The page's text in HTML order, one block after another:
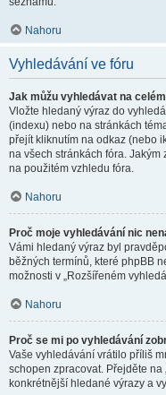
Nahoru
Vyhledávání ve fóru
Jak můžu vyhledávat na
Vložte hledaný výraz do
(indexu) nebo na stránkách
přejít kliknutím na odkaz (nebo
na všech stránkách fóra.
na použitém vzhledu fóra.
Nahoru
Proč moje vyhledávání nic
Vámi hledaný výraz byl
běžných termínů, které phpBB
možnosti v „Rozšířeném
Nahoru
Proč se mi po vyhledávání
Vaše vyhledávání vrátilo příliš
schopen zpracovat. Přejděte na
konkrétnější hledané výrazy a